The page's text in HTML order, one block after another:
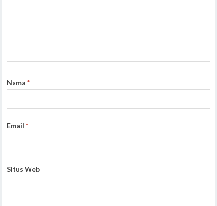
Nama*
Email*
Situs Web